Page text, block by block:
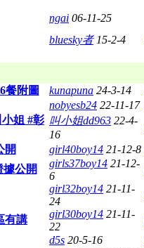
ngai 06-11-25
bluesky者 15-2-4
餐附圖 kunapuna 24-3-14
nobyesb24 22-11-17
姐 #彰 叫小姐dd963 22-4-
16
開 girl40boy14 21-12-8
公開 girls37boy14 21-12-
6
girl32boy14 21-11-
24
有講 girl30boy14 21-11-
22
d5s 20-5-16